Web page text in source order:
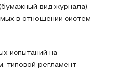
вид журнала),
в отношении систем
испытаний на
типовой регламент